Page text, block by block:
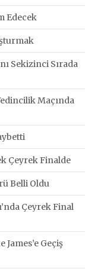
Edecek
Sekizinci Sırada
Maçında
Çeyrek Finalde
Belli Oldu
Çeyrek Final
James’e Geçiş